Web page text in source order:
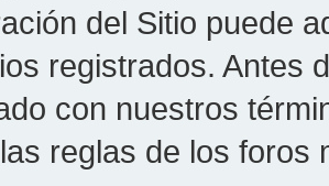
del Sitio puede
registrados. Antes
con nuestros
reglas de los foros